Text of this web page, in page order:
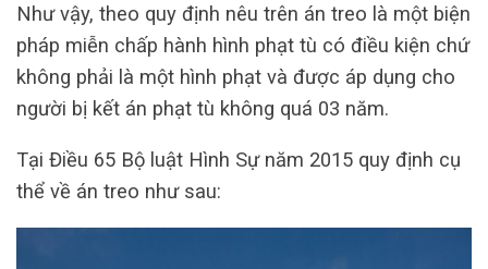
Như vậy, theo quy định nêu trên án treo là một biện
pháp miễn chấp hành hình phạt tù có điều kiện chứ
không phải là một hình phạt và được áp dụng cho
người bị kết án phạt tù không quá 03 năm.
Tại Điều 65 Bộ luật Hình Sự năm 2015 quy định cụ
thể về án treo như sau: